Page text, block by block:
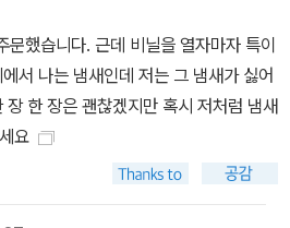
문했습니다. 근데 비닐을 열자마자 특이
서 나는 냄새인데 저는 그 냄새가 싫어
한 장은 괜찮겠지만 혹시 저처럼 냄새
요